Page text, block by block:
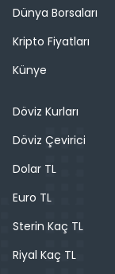
Dünya Borsaları
Kripto Fiyatları
Künye
Döviz Kurları
Döviz Çevirici
Dolar TL
Euro TL
Sterin Kaç TL
Riyal Kaç TL